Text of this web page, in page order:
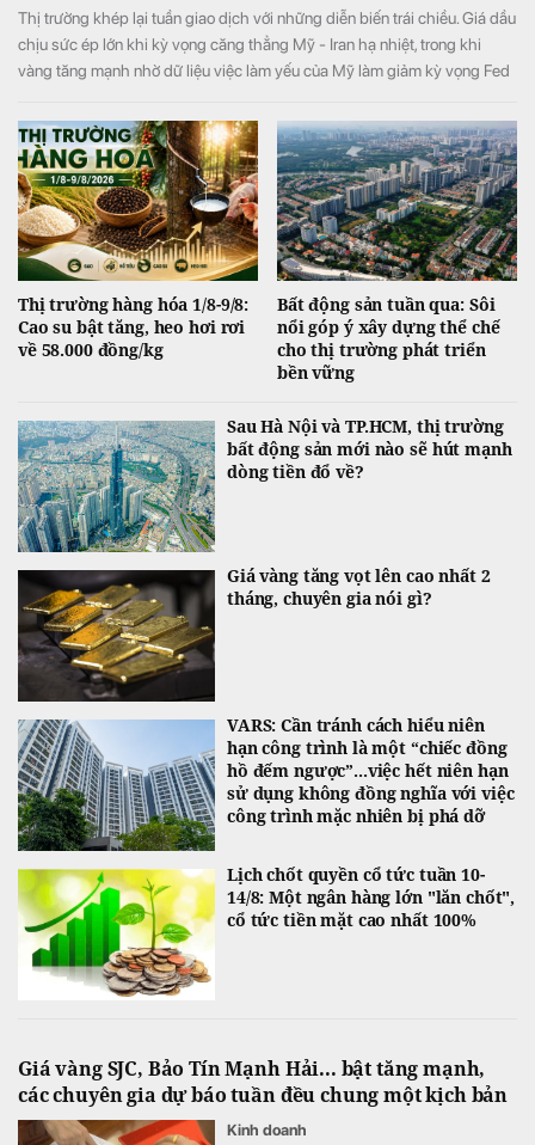
Thị trường khép lại tuần giao dịch với những diễn biến trái chiều. Giá dầu
chịu sức ép lớn khi kỳ vọng căng thẳng Mỹ - Iran hạ nhiệt, trong khi
vàng tăng mạnh nhờ dữ liệu việc làm yếu của Mỹ làm giảm kỳ vọng Fed
nhất 4 tháng do lo ngại nguồn cung thiếu hụt, còn cacao và cà phê diễn
biến phân hóa.
Thị trường hàng hóa 1/8-9/8:
Cao su bật tăng, heo hơi rơi
về 58.000 đồng/kg
Bất động sản tuần qua: Sôi
nổi góp ý xây dựng thể chế
cho thị trường phát triển
bền vững
Sau Hà Nội và TP.HCM, thị trường
bất động sản mới nào sẽ hút mạnh
dòng tiền đổ về?
Giá vàng tăng vọt lên cao nhất 2
tháng, chuyên gia nói gì?
VARS: Cần tránh cách hiểu niên
hạn công trình là một “chiếc đồng
hồ đếm ngược”...việc hết niên hạn
sử dụng không đồng nghĩa với việc
công trình mặc nhiên bị phá dỡ
Lịch chốt quyền cổ tức tuần 10-
14/8: Một ngân hàng lớn "lăn chốt",
cổ tức tiền mặt cao nhất 100%
Giá vàng SJC, Bảo Tín Mạnh Hải... bật tăng mạnh,
các chuyên gia dự báo tuần đều chung một kịch bản
Kinh doanh